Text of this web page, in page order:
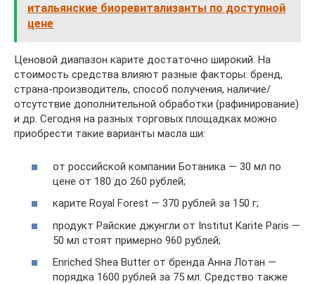
итальянские биоревитализанты по доступной
цене
Ценовой диапазон карите достаточно широкий. На
стоимость средства влияют разные факторы: бренд,
страна-производитель, способ получения, наличие/
отсутствие дополнительной обработки (рафинирование)
и др. Сегодня на разных торговых площадках можно
приобрести такие варианты масла ши:
от российской компании Ботаника — 30 мл по
цене от 180 до 260 рублей;
карите Royal Forest — 370 рублей за 150 г;
продукт Райские джунгли от Institut Karite Paris —
50 мл стоят примерно 960 рублей;
Enriched Shea Butter от бренда Анна Лотан —
порядка 1600 рублей за 75 мл. Средство также